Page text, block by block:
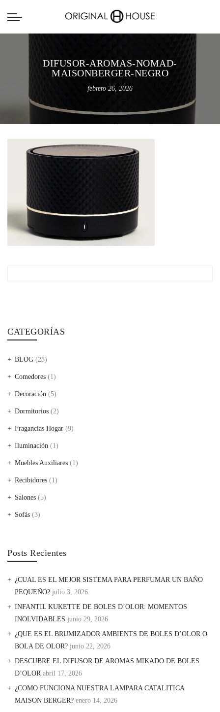
DIFUSOR-AROMAS-NOMAD-
MAISONBERGER-NEGRO
febrero 26, 2026
CATEGORÍAS
BLOG (28)
Comedores (1)
Decoración (5)
Dormitorios (2)
Fragancias Hogar (9)
Iluminación (1)
Muebles Auxiliares (1)
Recibidores (1)
Salones (5)
Sofás (3)
Posts Recientes
¿CUAL ES EL MEJOR SISTEMA PARA PERFUMAR UN BAÑO
PEQUEÑO? julio 3, 2026
INFANTIL KUKETTE DE BOLES D’OLOR: MOMENTOS
INOLVIDABLES junio 29, 2026
¿QUE ES EL BRUMIZADOR AMBIENTS DE BOLES D’OLOR O
BOLA DE OLOR? junio 22, 2026
DESCUBRE EL DIFUSOR DE AROMAS MIKADO DE BOLES
D’OLOR abril 17, 2026
¿COMO FUNCIONA NUESTRA LAMPARA CATALITICA
MAISON BERGER? enero 14, 2026